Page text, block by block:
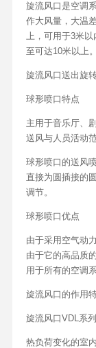
旋流风口是空调
作大风量，大温
上，可用于3米
至可达10米以上。
旋流风口送出旋
球形喷口特点
主用于音乐厅、
送风与人员活动
球形喷口的送风
直接为圆插接的
调节。
球形喷口优点
由于采用空气动
由于它的高品质
用于所有的空调系
旋流风口的作用
旋流风口VDL系
热负荷变化的室